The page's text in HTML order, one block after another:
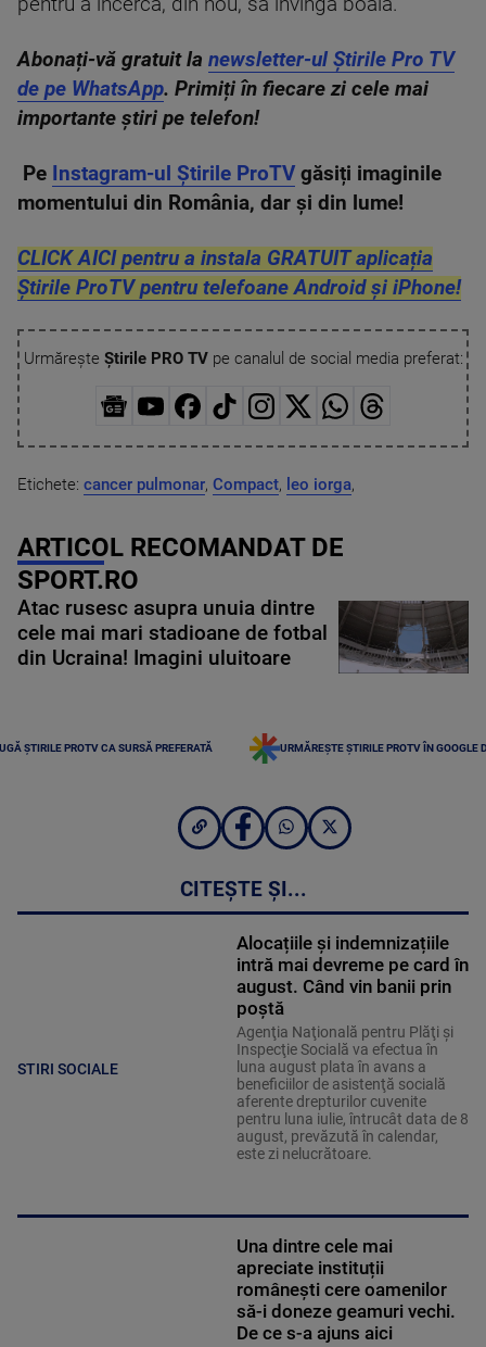
Abonați-vă gratuit la newsletter-ul Știrile Pro TV
de pe WhatsApp. Primiți în fiecare zi cele mai
importante știri pe telefon!
Pe Instagram-ul Știrile ProTV găsiți imaginile
momentului din România, dar și din lume!
CLICK AICI pentru a instala GRATUIT aplicația
Știrile ProTV pentru telefoane Android și iPhone!
Urmărește Știrile PRO TVpe canalul de social media preferat:
Etichete: cancer pulmonar, Compact, leo iorga,
ARTICOL RECOMANDAT DE
SPORT.RO
Atac rusesc asupra unuia dintre
cele mai mari stadioane de fotbal
din Ucraina! Imagini uluitoare
ȘTIRILE PROTV CA SURSĂ PREFERATĂ URMĂREȘTE ȘTIRILE PROTV ÎN GOOGLE
CITEȘTE ȘI...
STIRI SOCIALE
Alocațiile și indemnizațiile
intră mai devreme pe card în
august. Când vin banii prin
poștă
Agenţia Naţională pentru Plăţi şi
Inspecţie Socială va efectua în
luna august plata în avans a
beneficiilor de asistenţă socială
aferente drepturilor cuvenite
pentru luna iulie, întrucât data de 8
august, prevăzută în calendar,
este zi nelucrătoare.
Una dintre cele mai
apreciate instituții
românești cere oamenilor
să-i doneze geamuri vechi.
De ce s-a ajuns aici